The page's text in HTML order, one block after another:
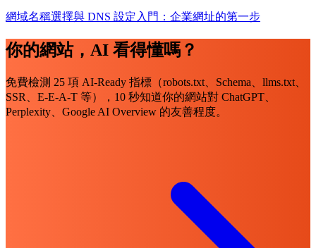
網域名稱選擇與 DNS 設定入門：企業網址的第一步
你的網站，AI 看得懂嗎？
免費檢測 25 項 AI-Ready 指標（robots.txt、Schema、llms.txt、
SSR、E-E-A-T 等），10 秒知道你的網站對 ChatGPT、
Perplexity、Google AI Overview 的友善程度。